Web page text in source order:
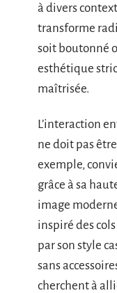
à divers
transforme
soit boutonné
esthétique
maîtrisée.
L’interaction
ne doit pas
exemple,
grâce à sa
image
inspiré des
par son style
sans
cherchent à